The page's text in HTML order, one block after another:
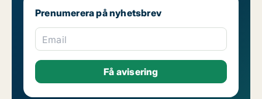
Prenumerera på nyhetsbrev
Email